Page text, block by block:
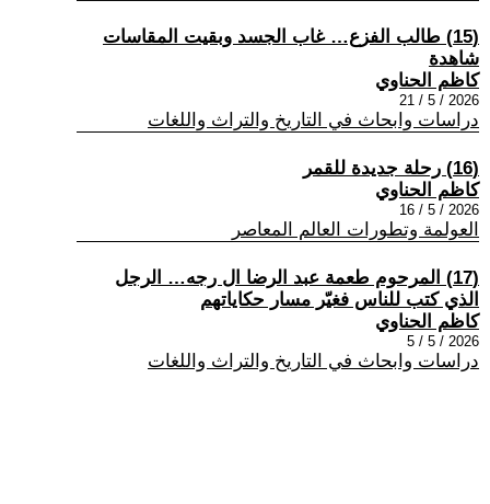
(15) طالب الفزع… غاب الجسد وبقيت المقاسات
شاهدة
كاظم الحناوي
2026 / 5 / 21
دراسات وابحاث في التاريخ والتراث واللغات
(16) رحلة جديدة للقمر
كاظم الحناوي
2026 / 5 / 16
العولمة وتطورات العالم المعاصر
(17) المرحوم طعمة عبد الرضا ال رجه… الرجل
الذي كتب للناس فغيّر مسار حكاياتهم
كاظم الحناوي
2026 / 5 / 5
دراسات وابحاث في التاريخ والتراث واللغات